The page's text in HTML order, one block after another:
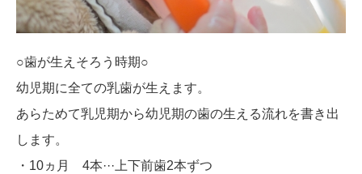
○歯が生えそろう時期○
幼児期に全ての乳歯が生えます。
あらためて乳児期から幼児期の歯の生える流れを書き出
します。
・10ヵ月 4本···上下前歯2本ずつ